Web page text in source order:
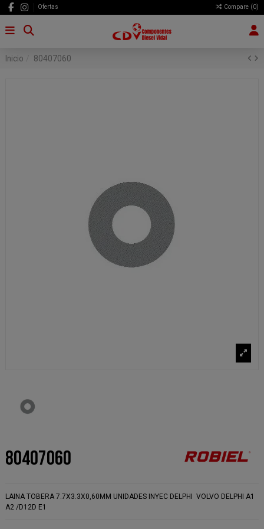
Ofertas Compare (0)
Inicio 80407060
80407060
LAINA TOBERA 7.7X3.3X0,60MM UNIDADES INYEC DELPHI VOLVO DELPHI A1
A2 /D12D E1